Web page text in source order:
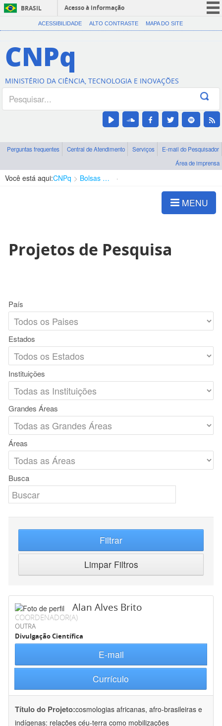
BRASIL
Acesso à informação
CORONAVÍRUS (COVID-19)
Canais
ACESSIBILIDADE ALTO CONTRASTE MAPA DO SITE
CNPq
MINISTÉRIO DA CIÊNCIA, TECNOLOGIA E INOVAÇÕES
Perguntas frequentes Central de Atendimento Serviços
E-mail do Pesquisador
Área de imprensa
Você está aqui:CNPq Bolsas e Auxílios Vigentes
MENU
Projetos de Pesquisa
País
Estados
Instituições
Grandes Áreas
Áreas
Busca
Filtrar
Limpar Filtros
Alan Alves Brito
COORDENADOR(A)
OUTRA
Divulgação Científica
E-mail
Currículo
Título do Projeto:cosmologias africanas, afro-brasileiras e
indígenas: relações céu-terra como mobilizações